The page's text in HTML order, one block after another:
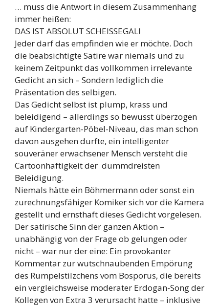
… muss die Antwort in diesem Zusammenhang
immer heißen:
DAS IST ABSOLUT SCHEISSEGAL!
Jeder darf das empfinden wie er möchte. Doch
die beabsichtigte Satire war niemals und zu
keinem Zeitpunkt das vollkommen irrelevante
Gedicht an sich – Sondern lediglich die
Präsentation des selbigen.
Das Gedicht selbst ist plump, krass und
beleidigend – allerdings so bewusst überzogen
auf Kindergarten-Pöbel-Niveau, das man schon
davon ausgehen durfte, ein intelligenter
souveräner erwachsener Mensch versteht die
Cartoonhaftigkeit der dummdreisten
Beleidigung.
Niemals hätte ein Böhmermann oder sonst ein
zurechnungsfähiger Komiker sich vor die Kamera
gestellt und ernsthaft dieses Gedicht vorgelesen.
Der satirische Sinn der ganzen Aktion –
unabhängig von der Frage ob gelungen oder
nicht – war nur der eine: Ein provokanter
Kommentar zur wutschnaubenden Empörung
des Rumpelstilzchens vom Bosporus, die bereits
ein vergleichsweise moderater Erdogan-Song der
Kollegen von Extra 3 verursacht hatte – inklusive